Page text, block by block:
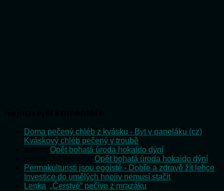
Doma pečený chléb z kvásku - Byt v paneláku (cz)
Kváskový chléb pečený v troubě
Opět bohatá úroda hokaido dýní
Opět bohatá úroda hokaido dýní
Permakulturisti jsou egoisté - Dobře a zdravě žít lehce
Investice do umělých hnojiv nemusí stačit
Lenka „Čerstvé“ pečivo z mrazáku